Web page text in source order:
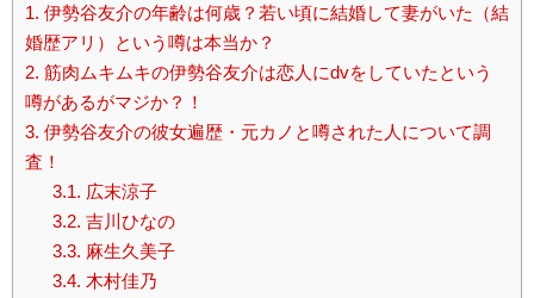
1. 伊勢谷友介の年齢は何歳？若い頃に結婚して妻がいた（結
婚歴アリ）という噂は本当か？
2. 筋肉ムキムキの伊勢谷友介は恋人にdvをしていたという
噂があるがマジか？！
3. 伊勢谷友介の彼女遍歴・元カノと噂された人について調
査！
3.1. 広末涼子
3.2. 吉川ひなの
3.3. 麻生久美子
3.4. 木村佳乃